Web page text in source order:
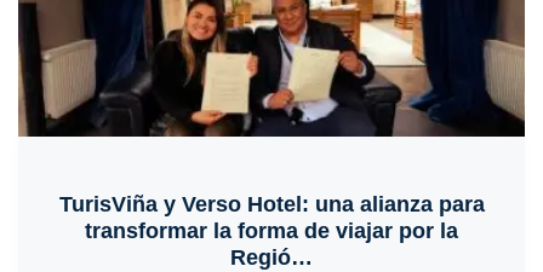
TurisViña y Verso Hotel: una alianza para
transformar la forma de viajar por la
Regió…